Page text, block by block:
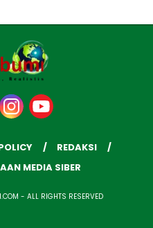
REDAKSI
MEDIA SIBER
- ALL RIGHTS RESERVED